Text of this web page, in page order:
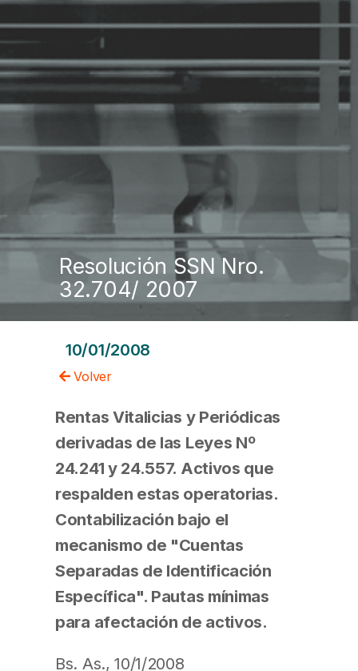
Resolución SSN Nro.
32.704/ 2007
10/01/2008
Volver
Rentas Vitalicias y Periódicas
derivadas de las Leyes Nº
24.241 y 24.557. Activos que
respalden estas operatorias.
Contabilización bajo el
mecanismo de "Cuentas
Separadas de Identificación
Específica". Pautas mínimas
para afectación de activos.
Bs. As., 10/1/2008